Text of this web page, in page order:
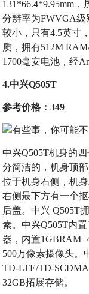
131*66.4*9.95mm，
分辨率为FWVGA级
较小，只有4.5英寸
质，拥有512M
1700毫安电池，经
4.中兴Q505T
参考价格：349
中兴Q505T机身的
分简洁的，机身顶
位于机身右侧，机
右侧最下方有一个
后盖。中兴 Q505T
素。中兴Q505T内
器，内置
500万像素摄像头。
TD-LTE/TD-
32GB拓展存储。